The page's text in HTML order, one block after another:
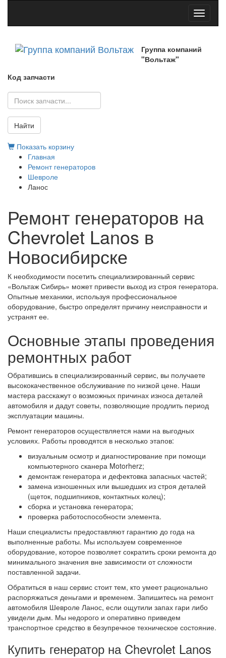
Toggle
Группа компаний
"Вольтаж"
Код запчасти
Найти
Показать корзину
Главная
Ремонт генераторов
Шевроле
Ланос
Ремонт генераторов на
Chevrolet Lanos в
Новосибирске
К необходимости посетить специализированный сервис
«Вольтаж Сибирь» может привести выход из строя генератора.
Опытные механики, используя профессиональное
оборудование, быстро определят причину неисправности и
устранят ее.
Основные этапы проведения
ремонтных работ
Обратившись в специализированный сервис, вы получаете
высококачественное обслуживание по низкой цене. Наши
мастера расскажут о возможных причинах износа деталей
автомобиля и дадут советы, позволяющие продлить период
эксплуатации машины.
Ремонт генераторов осуществляется нами на выгодных
условиях. Работы проводятся в несколько этапов:
визуальным осмотр и диагностирование при помощи
компьютерного сканера Motorherz;
демонтаж генератора и дефектовка запасных частей;
замена изношенных или вышедших из строя деталей
(щеток, подшипников, контактных колец);
сборка и установка генератора;
проверка работоспособности элемента.
Наши специалисты предоставляют гарантию до года на
выполненные работы. Мы используем современное
оборудование, которое позволяет сократить сроки ремонта до
минимального значения вне зависимости от сложности
поставленной задачи.
Обратиться в наш сервис стоит тем, кто умеет рационально
распоряжаться деньгами и временем. Запишитесь на ремонт
автомобиля Шевроле Ланос, если ощутили запах гари либо
увидели дым. Мы недорого и оперативно приведем
транспортное средство в безупречное техническое состояние.
Купить генератор на Chevrolet Lanos